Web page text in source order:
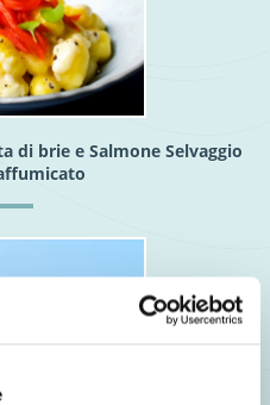
di brie e Salmone Selvaggio